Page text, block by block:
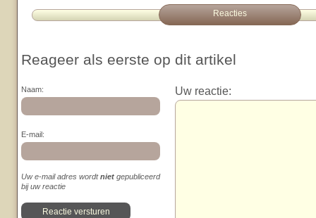
Reacties
Reageer als eerste op dit artikel
Naam:
E-mail:
Uw e-mail adres wordtniet gepubliceerd
bij uw reactie
Uw reactie: